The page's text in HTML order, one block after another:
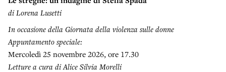
di Lorena Lusetti
In occasione della Giornata della violenza sulle donne
Appuntamento speciale:
Mercoledì 25 novembre 2026, ore 17.30
Letture a cura di Alice Silvia Morelli